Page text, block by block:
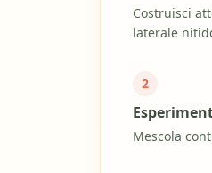
Costruisci
laterale
2
Mescola